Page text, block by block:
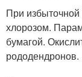
При избыточной
хлорозом.
бумагой.
рододендронов.